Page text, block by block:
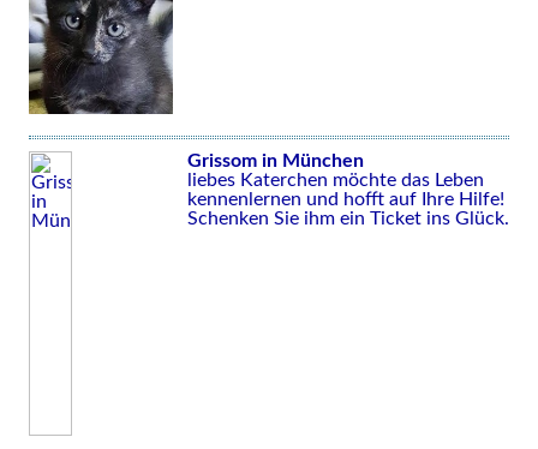
Grissom in München
liebes Katerchen möchte das Leben
kennenlernen und hofft auf Ihre Hilfe!
Schenken Sie ihm ein Ticket ins Glück.